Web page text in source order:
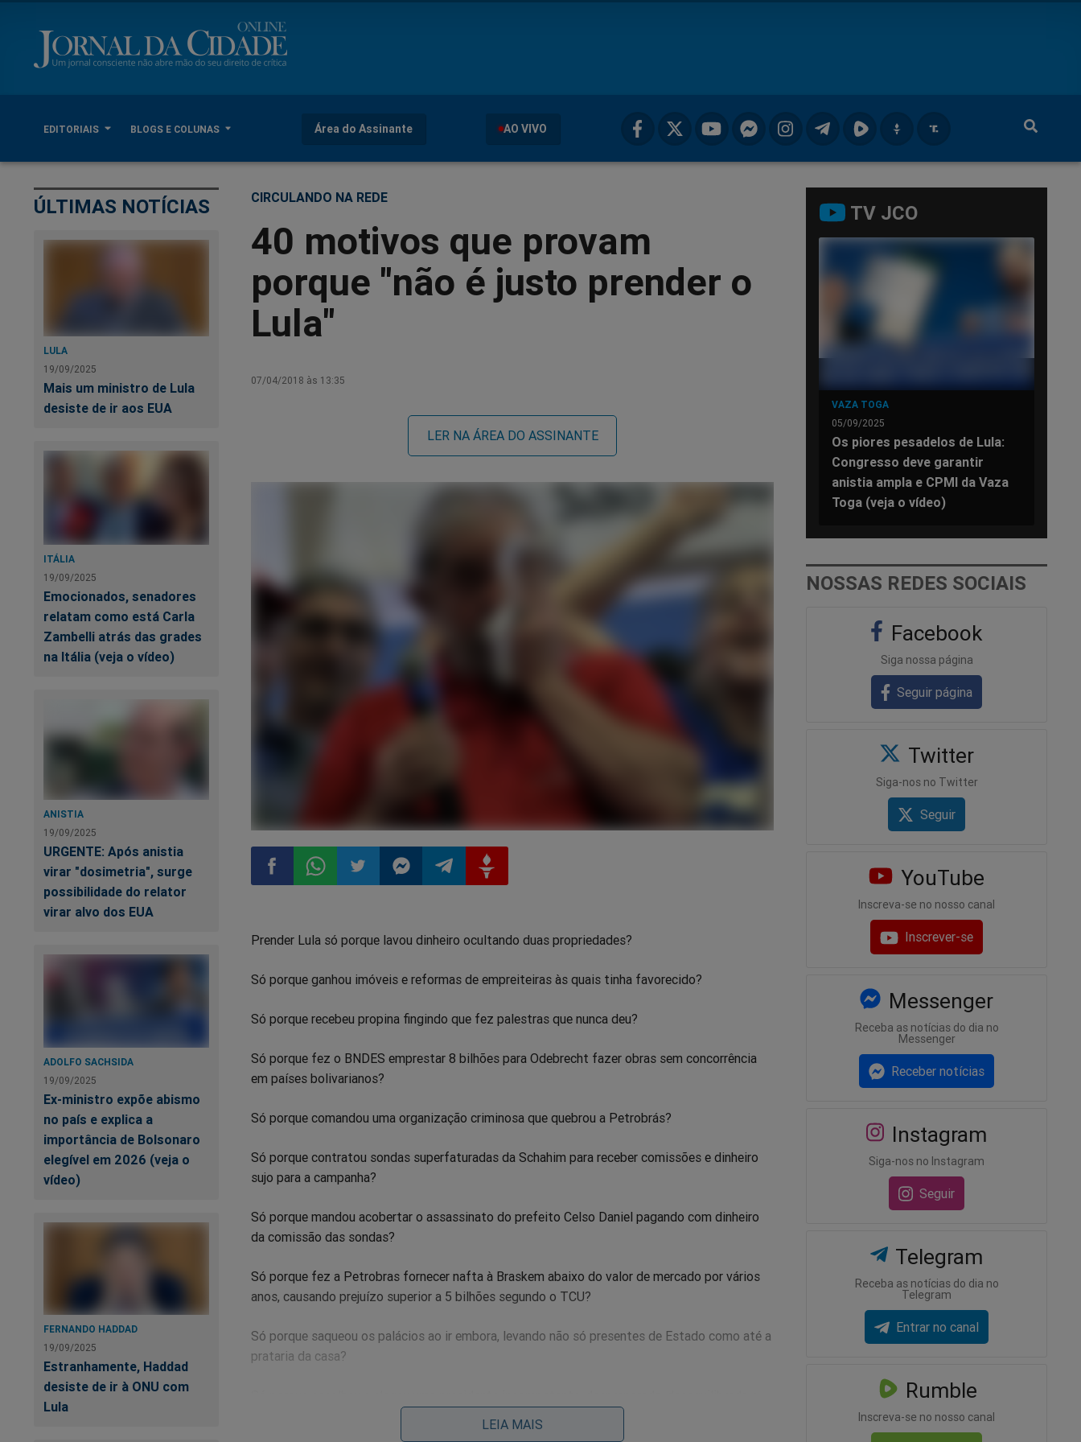
EDITORIAIS BLOGS E COLUNAS Área do Assinante AO VIVO
ÚLTIMAS NOTÍCIAS
LULA
19/09/2025
Mais um ministro de Lula
desiste de ir aos EUA
ITÁLIA
19/09/2025
Emocionados, senadores
relatam como está Carla
Zambelli atrás das grades
na Itália (veja o vídeo)
ANISTIA
19/09/2025
URGENTE: Após anistia
virar "dosimetria", surge
possibilidade do relator
virar alvo dos EUA
ADOLFO SACHSIDA
19/09/2025
Ex-ministro expõe abismo
no país e explica a
importância de Bolsonaro
elegível em 2026 (veja o
vídeo)
FERNANDO HADDAD
19/09/2025
Estranhamente, Haddad
desiste de ir à ONU com
Lula
CIRCULANDO NA REDE
40 motivos que provam
porque "não é justo prender o
Lula"
07/04/2018 às 13:35
LER NA ÁREA DO ASSINANTE
no
Facebook
no
Whatsapp
no
Twitter
no
Messenger
no
Telegram
no
Gettr
Prender Lula só porque lavou dinheiro ocultando duas propriedades?
Só porque ganhou imóveis e reformas de empreiteiras às quais tinha favorecido?
Só porque recebeu propina fingindo que fez palestras que nunca deu?
Só porque fez o BNDES emprestar 8 bilhões para Odebrecht fazer obras sem concorrência
em países bolivarianos?
Só porque comandou uma organização criminosa que quebrou a Petrobrás?
Só porque contratou sondas superfaturadas da Schahim para receber comissões e dinheiro
sujo para a campanha?
Só porque mandou acobertar o assassinato do prefeito Celso Daniel pagando com dinheiro
da comissão das sondas?
Só porque fez a Petrobras fornecer nafta à Braskem abaixo do valor de mercado por vários
anos, causando prejuízo superior a 5 bilhões segundo o TCU?
Só porque saqueou os palácios ao ir embora, levando não só presentes de Estado como até a
prataria da casa?
burra, propositadamente, esperando com isso sucedê-la 4 anos depois?
LEIA MAIS
TV JCO
VAZA TOGA
05/09/2025
Os piores pesadelos de Lula:
Congresso deve garantir
anistia ampla e CPMI da Vaza
Toga (veja o vídeo)
NOSSAS REDES SOCIAIS
Facebook
Siga nossa página
Seguir página
Twitter
Siga-nos no Twitter
Seguir
YouTube
Inscreva-se no nosso canal
Inscrever-se
Messenger
Receba as notícias do dia no
Messenger
Receber notícias
Instagram
Siga-nos no Instagram
Seguir
Telegram
Receba as notícias do dia no
Telegram
Entrar no canal
Rumble
Inscreva-se no nosso canal